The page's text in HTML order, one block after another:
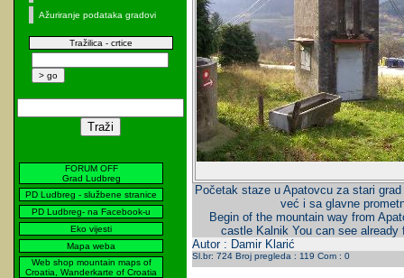
Ažuriranje podataka gradovi
Tražilica - crtice
FORUM OFF
Grad Ludbreg
PD Ludbreg - službene stranice
PD Ludbreg- na Facebook-u
Eko vijesti
Mapa weba
Web shop mountain maps of
Croatia, Wanderkarte of Croatia
Početak staze u Apatovcu za stari
već i sa glavne
Begin of the mountain way from
castle Kalnik You can see already
Autor : Damir Klarić
Sl.br: 724 Broj pregleda : 119 Com : 0